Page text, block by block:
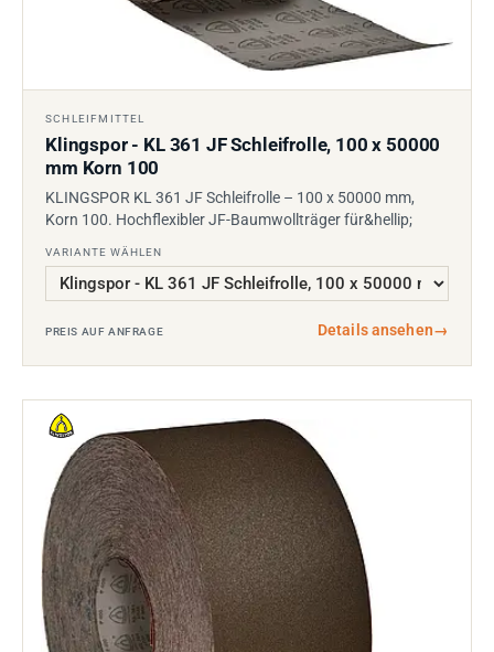
SCHLEIFMITTEL
Klingspor - KL 361 JF Schleifrolle, 100 x 50000
mm Korn 100
KLINGSPOR KL 361 JF Schleifrolle – 100 x 50000 mm,
Korn 100. Hochflexibler JF-Baumwollträger für&hellip;
VARIANTE WÄHLEN
PREIS AUF ANFRAGE Details ansehen→